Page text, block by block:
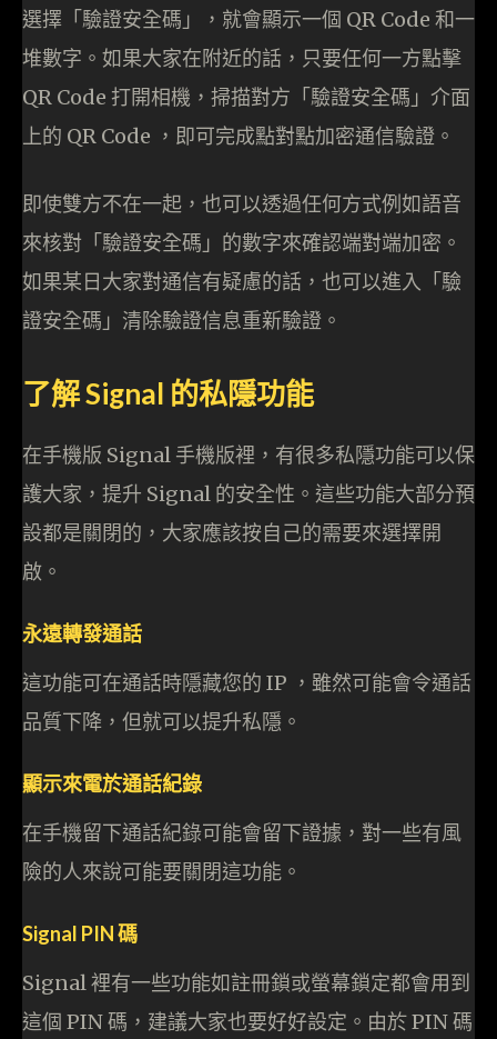
選擇「驗證安全碼」，就會顯示一個 QR Code 和一
堆數字。如果大家在附近的話，只要任何一方點擊
QR Code 打開相機，掃描對方「驗證安全碼」介面
上的 QR Code ，即可完成點對點加密通信驗證。
即使雙方不在一起，也可以透過任何方式例如語音
來核對「驗證安全碼」的數字來確認端對端加密。
如果某日大家對通信有疑慮的話，也可以進入「驗
證安全碼」清除驗證信息重新驗證。
了解 Signal 的私隱功能
在手機版 Signal 手機版裡，有很多私隱功能可以保
護大家，提升 Signal 的安全性。這些功能大部分預
設都是關閉的，大家應該按自己的需要來選擇開
啟。
永遠轉發通話
這功能可在通話時隱藏您的 IP ，雖然可能會令通話
品質下降，但就可以提升私隱。
顯示來電於通話紀錄
在手機留下通話紀錄可能會留下證據，對一些有風
險的人來說可能要關閉這功能。
Signal PIN 碼
Signal 裡有一些功能如註冊鎖或螢幕鎖定都會用到
這個 PIN 碼，建議大家也要好好設定。由於 PIN 碼